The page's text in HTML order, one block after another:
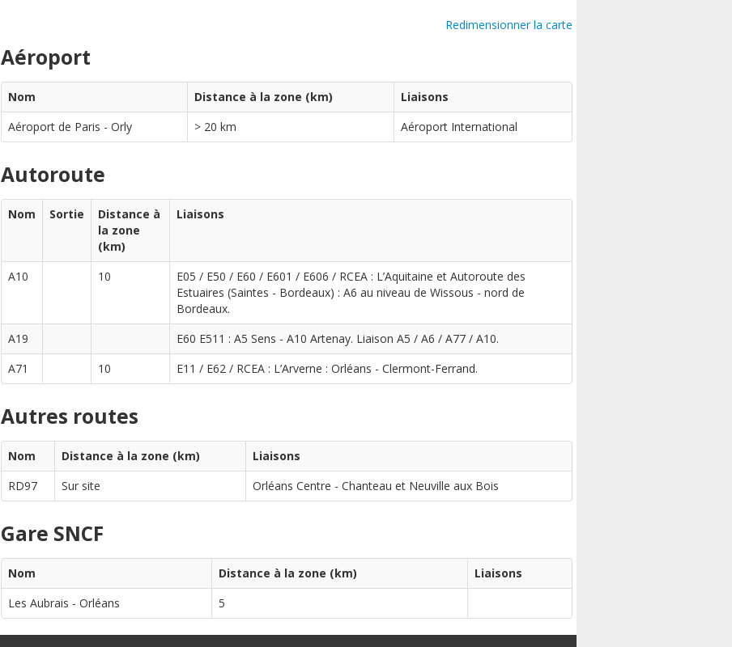
Redimensionner la carte
Aéroport
Nom Distance à la zone (km)
Liaisons
Aéroport de Paris - Orly
> 20 km Aéroport International
Autoroute
Nom Sortie
Distance à
la zone
(km)
Liaisons
A10 10
E05 / E50 / E60 / E601 / E606 / RCEA : L’Aquitaine et Autoroute des
Estuaires (Saintes - Bordeaux) : A6 au niveau de Wissous - nord de
Bordeaux.
A19
E60 E511 : A5 Sens - A10 Artenay. Liaison A5 / A6 / A77 / A10.
A71
10 E11 / E62 / RCEA : L’Arverne : Orléans - Clermont-Ferrand.
Autres routes
Nom Distance à la zone (km)
Liaisons
RD97
Sur site Orléans Centre - Chanteau et Neuville aux Bois
Gare SNCF
Nom Distance à la zone (km)
Liaisons
Les Aubrais - Orléans
5